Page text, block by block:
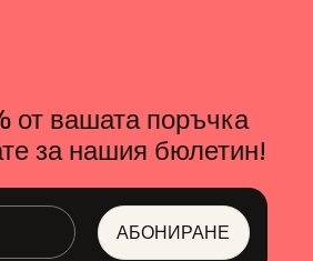
от вашата поръчка
за нашия бюлетин!
АБОНИРАНЕ